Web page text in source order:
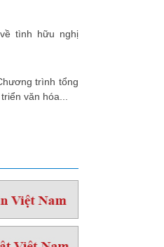
tình hữu nghị
trình tổng
văn hóa...